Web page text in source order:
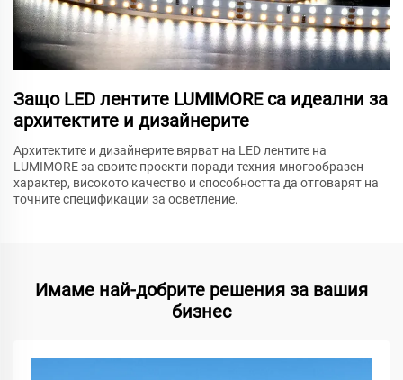
Защо LED лентите LUMIMORE са идеални за
архитектите и дизайнерите
Архитектите и дизайнерите вярват на LED лентите на
LUMIMORE за своите проекти поради техния многообразен
характер, високото качество и способността да отговарят на
точните спецификации за осветление.
Имаме най-добрите решения за вашия
бизнес